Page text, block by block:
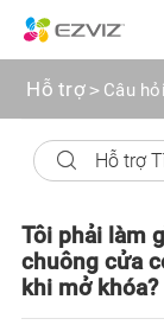
Hỗ trợ> Câu
Tôi phải làm
chuông cửa
khi mở khóa?